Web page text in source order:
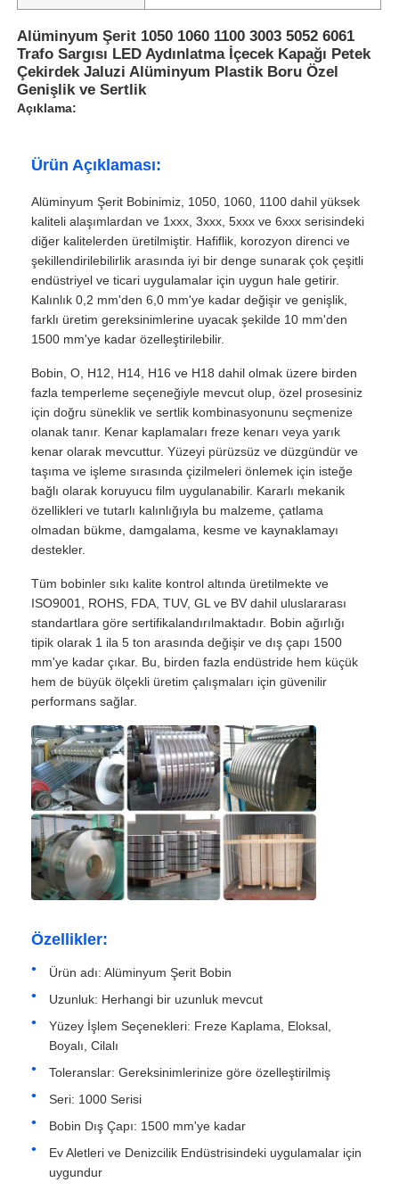
Ana Sayfa
Ürünler
Hakkımızda
Fabrika turu
Kalite kontrolü
Durumlar
Bir İndirim İste
Alüminyum folyo rulosu
Alüminyum Şerit 1050 1060 1100 3003 5052 6061
Trafo Sargısı LED Aydınlatma İçecek Kapağı Petek
Çekirdek Jaluzi Alüminyum Plastik Boru Özel
Genişlik ve Sertlik
Açıklama:
Ürün Açıklaması:
Alüminyum Şerit Bobinimiz, 1050, 1060, 1100 dahil yüksek
kaliteli alaşımlardan ve 1xxx, 3xxx, 5xxx ve 6xxx serisindeki
diğer kalitelerden üretilmiştir. Hafiflik, korozyon direnci ve
şekillendirilebilirlik arasında iyi bir denge sunarak çok çeşitli
endüstriyel ve ticari uygulamalar için uygun hale getirir.
Kalınlık 0,2 mm'den 6,0 mm'ye kadar değişir ve genişlik,
farklı üretim gereksinimlerine uyacak şekilde 10 mm'den
1500 mm'ye kadar özelleştirilebilir.
Bobin, O, H12, H14, H16 ve H18 dahil olmak üzere birden
fazla temperleme seçeneğiyle mevcut olup, özel prosesiniz
için doğru süneklik ve sertlik kombinasyonunu seçmenize
olanak tanır. Kenar kaplamaları freze kenarı veya yarık
kenar olarak mevcuttur. Yüzeyi pürüzsüz ve düzgündür ve
taşıma ve işleme sırasında çizilmeleri önlemek için isteğe
bağlı olarak koruyucu film uygulanabilir. Kararlı mekanik
özellikleri ve tutarlı kalınlığıyla bu malzeme, çatlama
olmadan bükme, damgalama, kesme ve kaynaklamayı
destekler.
Tüm bobinler sıkı kalite kontrol altında üretilmekte ve
ISO9001, ROHS, FDA, TUV, GL ve BV dahil uluslararası
standartlara göre sertifikalandırılmaktadır. Bobin ağırlığı
tipik olarak 1 ila 5 ton arasında değişir ve dış çapı 1500
mm'ye kadar çıkar. Bu, birden fazla endüstride hem küçük
hem de büyük ölçekli üretim çalışmaları için güvenilir
performans sağlar.
Özellikler:
Ürün adı: Alüminyum Şerit Bobin
Uzunluk: Herhangi bir uzunluk mevcut
Yüzey İşlem Seçenekleri: Freze Kaplama, Eloksal,
Boyalı, Cilalı
Toleranslar: Gereksinimlerinize göre özelleştirilmiş
Seri: 1000 Serisi
Bobin Dış Çapı: 1500 mm'ye kadar
Ev Aletleri ve Denizcilik Endüstrisindeki uygulamalar için
uygundur